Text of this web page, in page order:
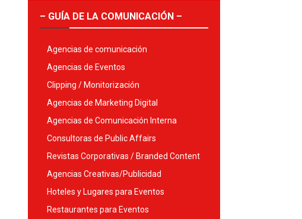
– GUÍA DE LA COMUNICACIÓN –
Agencias de comunicación
Agencias de Eventos
Clipping / Monitorización
Agencias de Marketing Digital
Agencias de Comunicación Interna
Consultoras de Public Affairs
Revistas Corporativas / Branded Content
Agencias Creativas/Publicidad
Hoteles y Lugares para Eventos
Restaurantes para Eventos